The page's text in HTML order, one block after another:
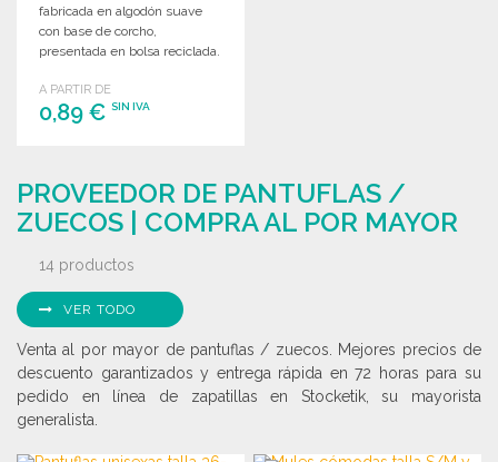
fabricada en algodón suave
con base de corcho,
presentada en bolsa reciclada.
A PARTIR DE
0,89 € SIN IVA
Solicitar un presupuesto
PROVEEDOR DE PANTUFLAS /
ZUECOS | COMPRA AL POR MAYOR
14 productos
VER TODO
Venta al por mayor de pantuflas / zuecos. Mejores precios de
descuento garantizados y entrega rápida en 72 horas para su
pedido en línea de zapatillas en Stocketik, su mayorista
generalista.